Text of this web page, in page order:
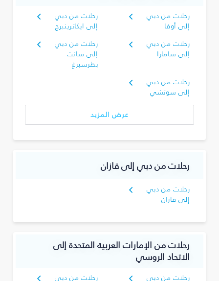
رحلات من دبي
إلى أوفا
رحلات من دبي
إلى ايكاترينبرج
رحلات من دبي
إلى سامارا
رحلات من دبي
إلى سانت
بطرسبرغ
رحلات من دبي
إلى سوتشي
عرض المزيد
رحلات من دبي إلى قازان
رحلات من دبي
إلى قازان
رحلات من الإمارات العربية المتحدة إلى
الاتحاد الروسي
رحلات من دبي
رحلات من دبي